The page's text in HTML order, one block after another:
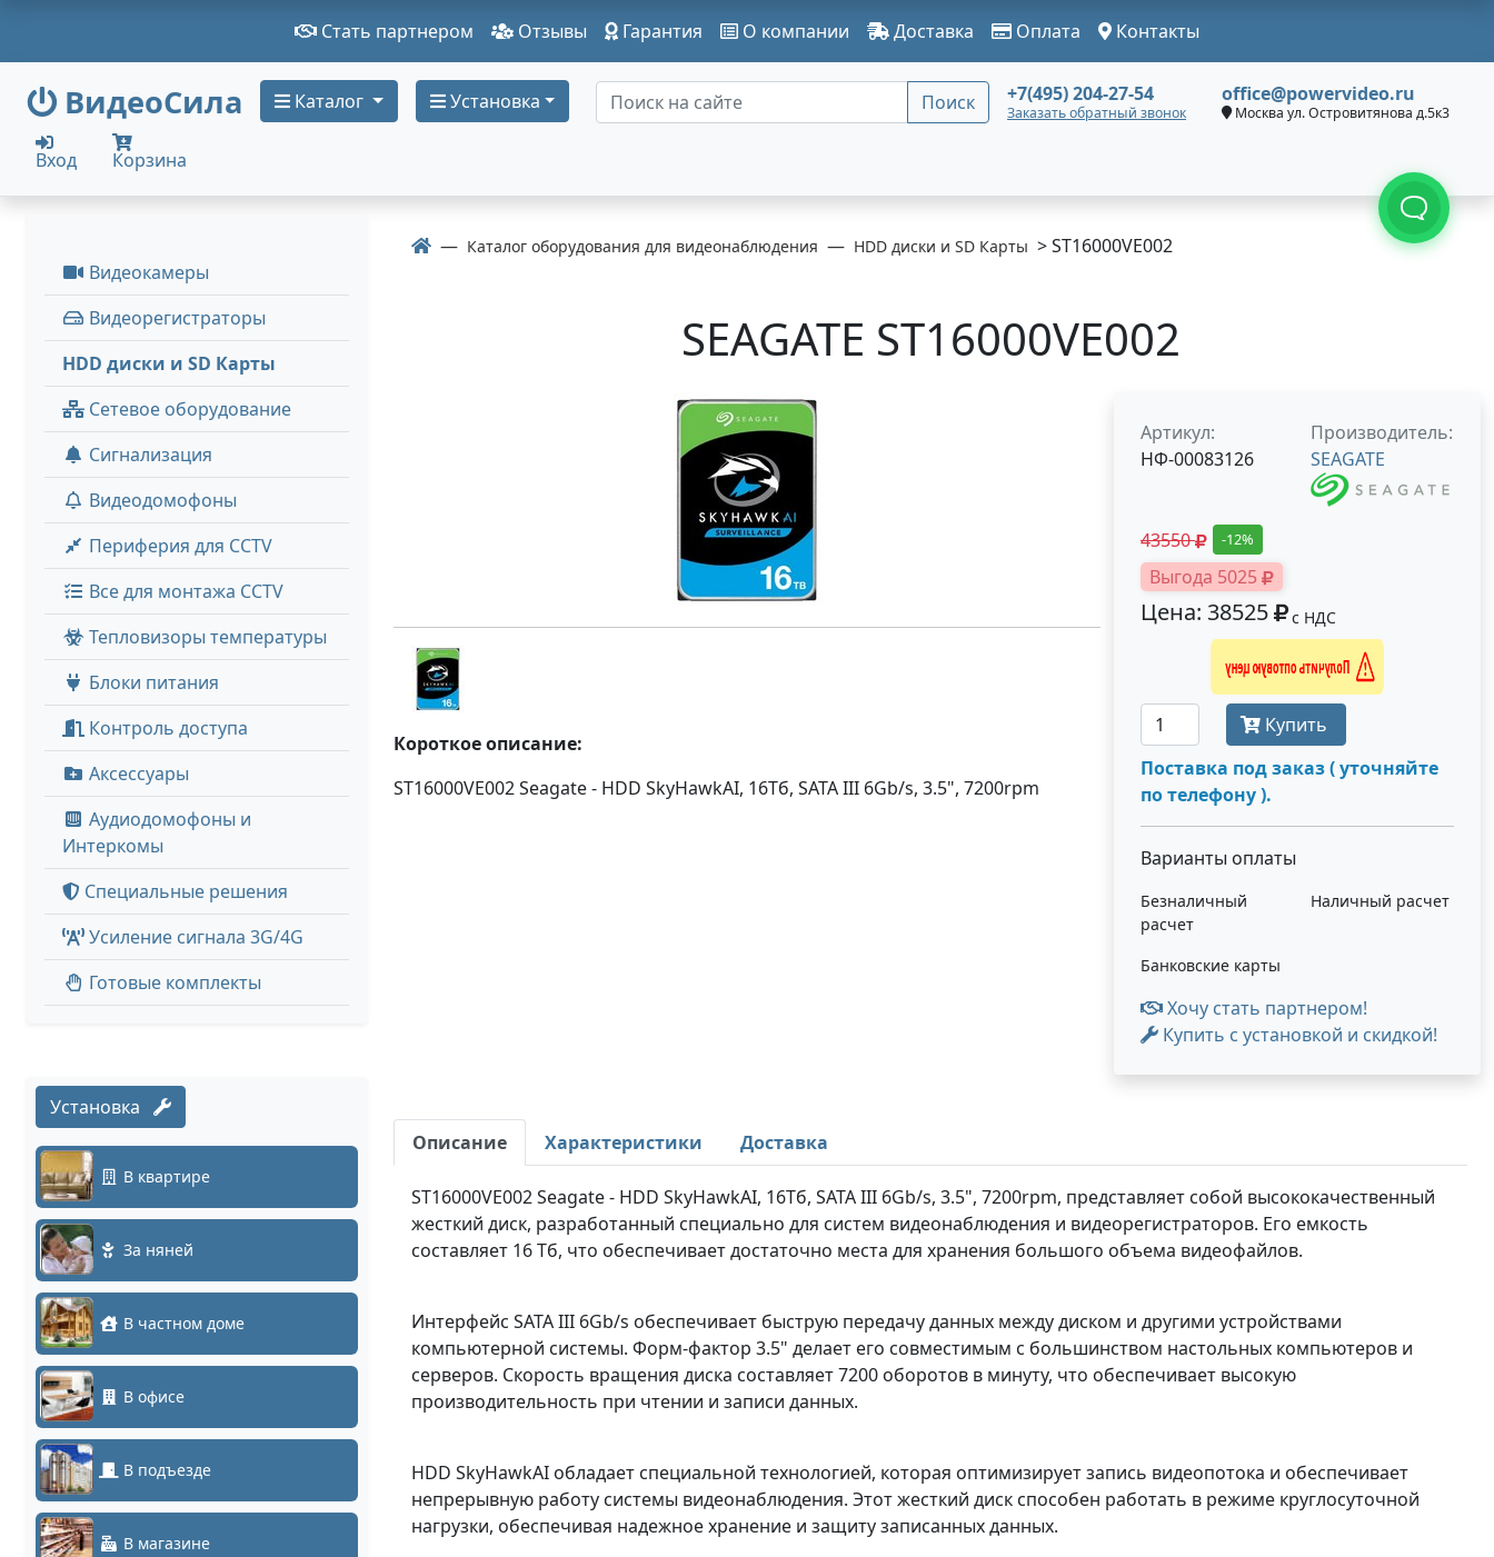
Стать партнером Отзывы Гарантия О компании Доставка Оплата Контакты
ВидеоСила Каталог Установка Поиск +7(495) 204-27-54
Заказать обратный звонок
office@powervideo.ru
Москва ул. Островитянова д.5к3
Вход Корзина
Видеокамеры
Видеорегистраторы
HDD диски и SD Карты
Сетевое оборудование
Сигнализация
Видеодомофоны
Периферия для CCTV
Все для монтажа CCTV
Тепловизоры температуры
Блоки питания
Контроль доступа
Аксессуары
Аудиодомофоны и
Интеркомы
Специальные решения
Усиление сигнала 3G/4G
Готовые комплекты
Установка
В квартире
За няней
В частном доме
В офисе
В подъезде
В магазине
Каталог оборудования для видеонаблюдения HDD диски и SD Карты > ST16000VE002
SEAGATE ST16000VE002
Короткое описание:
ST16000VE002 Seagate - HDD SkyHawkAI, 16Тб, SATA III 6Gb/s, 3.5", 7200rpm
Артикул:
НФ-00083126
Производитель:
SEAGATE
43550 -12%
Выгода 5025
Цена: 38525 с НДС
Получить оптовую цену
Купить
Поставка под заказ ( уточняйте
по телефону ).
Варианты оплаты
Безналичный
расчет
Наличный расчет
Банковские карты
Хочу стать партнером!
Купить с установкой и скидкой!
Описание Характеристики Доставка
ST16000VE002 Seagate - HDD SkyHawkAI, 16Тб, SATA III 6Gb/s, 3.5", 7200rpm, представляет собой высококачественный
жесткий диск, разработанный специально для систем видеонаблюдения и видеорегистраторов. Его емкость
составляет 16 Тб, что обеспечивает достаточно места для хранения большого объема видеофайлов.
Интерфейс SATA III 6Gb/s обеспечивает быструю передачу данных между диском и другими устройствами
компьютерной системы. Форм-фактор 3.5" делает его совместимым с большинством настольных компьютеров и
серверов. Скорость вращения диска составляет 7200 оборотов в минуту, что обеспечивает высокую
производительность при чтении и записи данных.
HDD SkyHawkAI обладает специальной технологией, которая оптимизирует запись видеопотока и обеспечивает
непрерывную работу системы видеонаблюдения. Этот жесткий диск способен работать в режиме круглосуточной
нагрузки, обеспечивая надежное хранение и защиту записанных данных.